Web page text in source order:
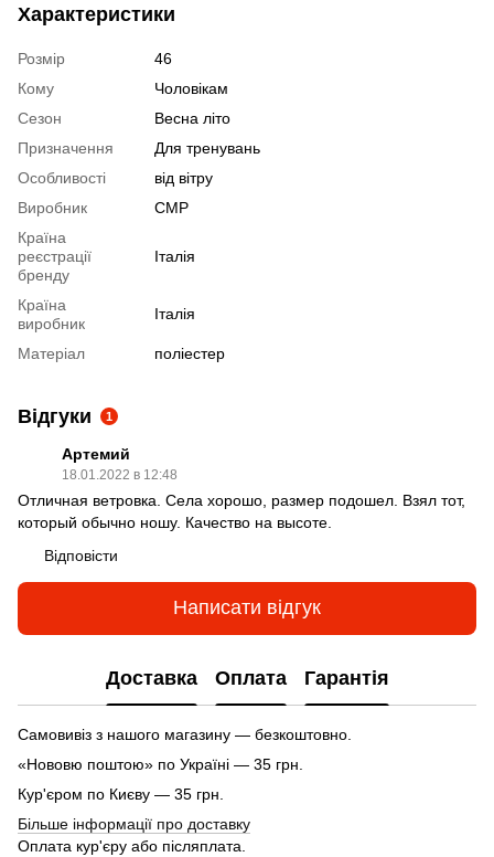
Характеристики
Розмір
46
Кому
Чоловікам
Сезон
Весна літо
Призначення
Для тренувань
Особливості
від вітру
Виробник
CMP
Країна
реєстрації
бренду
Італія
Країна
виробник
Італія
Матеріал поліестер
Відгуки 1
Артемий
18.01.2022 в 12:48
Отличная ветровка. Села хорошо, размер подошел. Взял тот,
который обычно ношу. Качество на высоте.
Відповісти
Написати відгук
Доставка Оплата Гарантія
Самовивіз з нашого магазину — безкоштовно.
«Нововю поштою» по Україні — 35 грн.
Кур'єром по Києву — 35 грн.
Більше інформації про доставку
Оплата кур'єру або післяплата.